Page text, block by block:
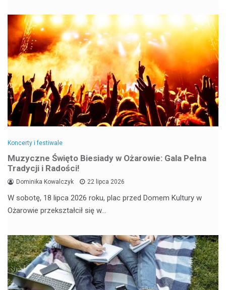
Koncerty i festiwale
Muzyczne Święto Biesiady w Ożarowie: Gala Pełna
Tradycji i Radości!
Dominika Kowalczyk 22 lipca 2026
W sobotę, 18 lipca 2026 roku, plac przed Domem Kultury w
Ożarowie przekształcił się w…